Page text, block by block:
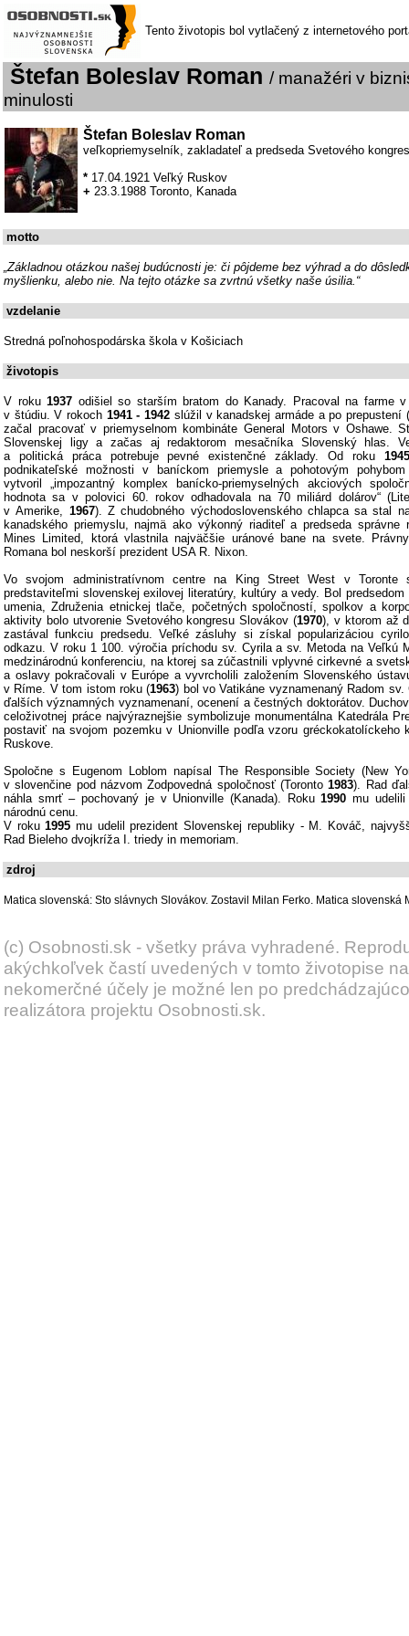
Tento životopis bol vytlačený z internetového
Štefan Boleslav Roman / manažéri v
minulosti
Štefan Boleslav Roman
veľkopriemyselník, zakladateľ a predseda Svetového
* 17.04.1921 Veľký Ruskov
+ 23.3.1988 Toronto, Kanada
motto
„Základnou otázkou našej budúcnosti je: či pôjdeme bez výhrad a do
myšlienku, alebo nie. Na tejto otázke sa zvrtnú všetky naše úsilia.“
vzdelanie
Stredná poľnohospodárska škola v Košiciach
životopis
V roku 1937 odišiel so starším bratom do Kanady. Pracoval na farme
v štúdiu. V rokoch 1941 - 1942 slúžil v kanadskej armáde a po prepustení
začal pracovať v priemyselnom kombináte General Motors v Oshawe.
Slovenskej ligy a začas aj redaktorom mesačníka Slovenský hlas.
a politická práca potrebuje pevné existenčné základy. Od roku 1945
podnikateľské možnosti v baníckom priemysle a pohotovým pohybom
vytvoril „impozantný komplex banícko-priemyselných akciových
hodnota sa v polovici 60. rokov odhadovala na 70 miliárd dolárov“
v Amerike, 1967). Z chudobného východoslovenského chlapca sa stal
kanadského priemyslu, najmä ako výkonný riaditeľ a predseda správne
Mines Limited, ktorá vlastnila najväčšie uránové bane na svete.
Romana bol neskorší prezident USA R. Nixon.
Vo svojom administratívnom centre na King Street West v Toronte
predstaviteľmi slovenskej exilovej literatúry, kultúry a vedy. Bol
umenia, Združenia etnickej tlače, početných spoločností, spolkov a
aktivity bolo utvorenie Svetového kongresu Slovákov (1970), v ktorom až
zastával funkciu predsedu. Veľké zásluhy si získal popularizáciou
odkazu. V roku 1 100. výročia príchodu sv. Cyrila a sv. Metoda na Veľkú
medzinárodnú konferenciu, na ktorej sa zúčastnili vplyvné cirkevné a
a oslavy pokračovali v Európe a vyvrcholili založením Slovenského
v Ríme. V tom istom roku (1963) bol vo Vatikáne vyznamenaný Radom
ďalších významných vyznamenaní, ocenení a čestných doktorátov.
celoživotnej práce najvýraznejšie symbolizuje monumentálna Katedrála
postaviť na svojom pozemku v Unionville podľa vzoru gréckokatolíckeho
Ruskove.
Spoločne s Eugenom Loblom napísal The Responsible Society (New
v slovenčine pod názvom Zodpovedná spoločnosť (Toronto1983). Rad
náhla smrť – pochovaný je v Unionville (Kanada). Roku1990 mu udelili
národnú cenu.
V roku1995 mu udelil prezident Slovenskej republiky - M. Kováč,
Rad Bieleho dvojkríža I. triedy in memoriam.
zdroj
Matica slovenská: Sto slávnych Slovákov. Zostavil Milan Ferko. Matica slovenská
(c) Osobnosti.sk - všetky práva vyhradené.
akýchkoľvek častí uvedených v tomto životopise
nekomerčné účely je možné len po
realizátora projektu Osobnosti.sk.